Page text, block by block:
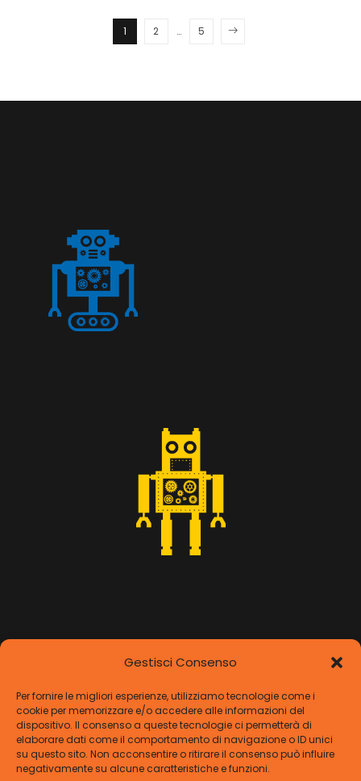
Gestisci Consenso
Per fornire le migliori esperienze, utilizziamo tecnologie come i
cookie per memorizzare e/o accedere alle informazioni del
dispositivo. Il consenso a queste tecnologie ci permetterà di
elaborare dati come il comportamento di navigazione o ID unici
su questo sito. Non acconsentire o ritirare il consenso può influire
negativamente su alcune caratteristiche e funzioni.
1 2 … 5